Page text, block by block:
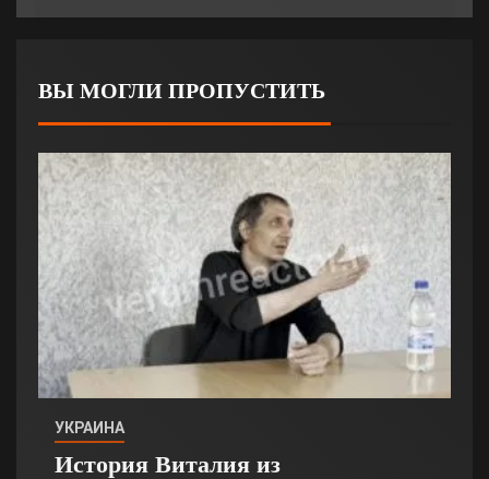
ВЫ МОГЛИ ПРОПУСТИТЬ
УКРАИНА
История Виталия из